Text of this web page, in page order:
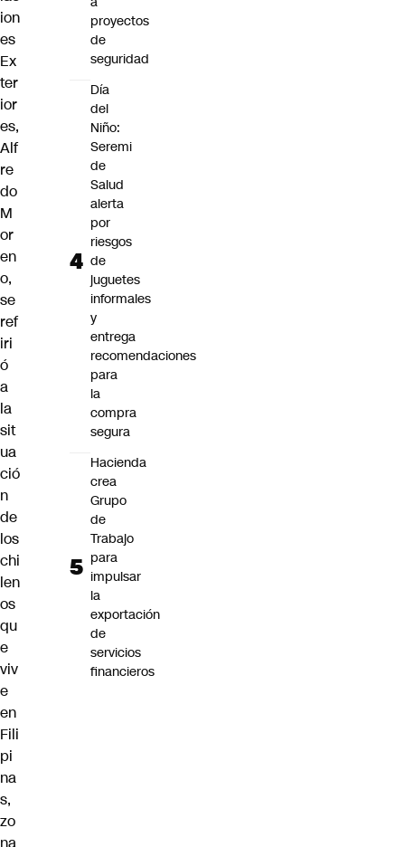
ion
es
Ex
ter
ior
es,
Alf
re
do
M
or
en
o,
se
ref
iri
ó
a
la
sit
ua
ció
n
de
los
chi
len
os
qu
e
viv
e
en
Fili
pi
na
s,
zo
na
proyectos
de
seguridad
Día
del
Niño:
Seremi
de
Salud
alerta
por
riesgos
de
juguetes
informales
y
entrega
recomendaciones
para
la
compra
segura
Hacienda
crea
Grupo
de
Trabajo
para
impulsar
la
exportación
de
servicios
financieros